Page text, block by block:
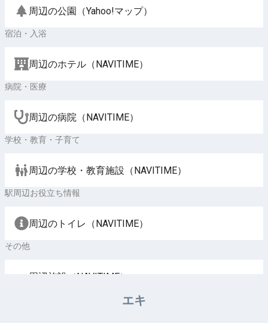
周辺の公園（Yahoo!マップ）
宿泊・入浴
周辺のホテル（NAVITIME）
病院・医療
周辺の病院（NAVITIME）
学校・教育・子育て
周辺の学校・教育施設（NAVITIME）
駅周辺お役立ち情報
周辺のトイレ（NAVITIME）
その他
周辺施設（NAVITIME）
エキ